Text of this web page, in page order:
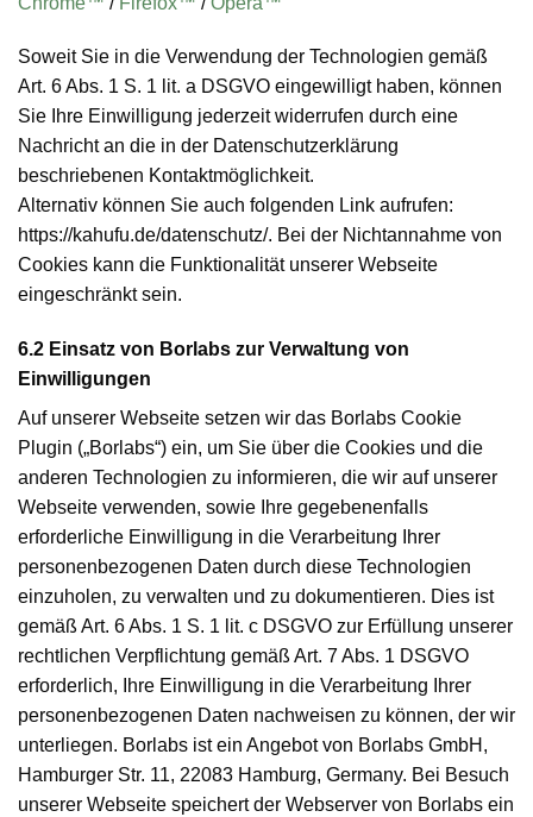
Soweit Sie in die Verwendung der Technologien gemäß
Art. 6 Abs. 1 S. 1 lit. a DSGVO eingewilligt haben, können
Sie Ihre Einwilligung jederzeit widerrufen durch eine
Nachricht an die in der Datenschutzerklärung
beschriebenen Kontaktmöglichkeit.
Alternativ können Sie auch folgenden Link aufrufen:
https://kahufu.de/datenschutz/. Bei der Nichtannahme von
Cookies kann die Funktionalität unserer Webseite
eingeschränkt sein.
6.2 Einsatz von Borlabs zur Verwaltung von
Einwilligungen
Auf unserer Webseite setzen wir das Borlabs Cookie
Plugin („Borlabs“) ein, um Sie über die Cookies und die
anderen Technologien zu informieren, die wir auf unserer
Webseite verwenden, sowie Ihre gegebenenfalls
erforderliche Einwilligung in die Verarbeitung Ihrer
personenbezogenen Daten durch diese Technologien
einzuholen, zu verwalten und zu dokumentieren. Dies ist
gemäß Art. 6 Abs. 1 S. 1 lit. c DSGVO zur Erfüllung unserer
rechtlichen Verpflichtung gemäß Art. 7 Abs. 1 DSGVO
erforderlich, Ihre Einwilligung in die Verarbeitung Ihrer
personenbezogenen Daten nachweisen zu können, der wir
unterliegen. Borlabs ist ein Angebot von Borlabs GmbH,
Hamburger Str. 11, 22083 Hamburg, Germany. Bei Besuch
unserer Webseite speichert der Webserver von Borlabs ein